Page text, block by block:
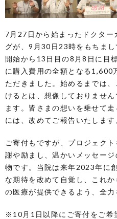
7月27日から始まったドクター
グが、9月30日23時をもちまし
開始から13日目の8月8日に目
に購入費用の全額となる1,600
ただきました。始めるまでは
けるとは、想像しておりませ
ます。皆さまの想いを乗せて
には、改めてご報告いたします
ご寄付もですが、プロジェク
謝や励まし、温かいメッセー
物です。当院は来年2023年に
な期待を改めて自覚し、これ
の医療が提供できるよう、全力
※10月1日以降にご寄付をご希